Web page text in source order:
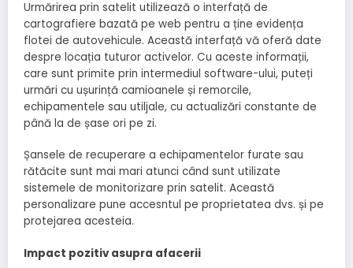
Urmărirea prin satelit utilizează o interfață de
cartografiere bazată pe web pentru a ține evidența
flotei de autovehicule. Această interfață vă oferă date
despre locația tuturor activelor. Cu aceste informații,
care sunt primite prin intermediul software-ului, puteți
urmări cu ușurință camioanele și remorcile,
echipamentele sau utiljale, cu actualizări constante de
până la de șase ori pe zi.
Șansele de recuperare a echipamentelor furate sau
rătăcite sunt mai mari atunci când sunt utilizate
sistemele de monitorizare prin satelit. Această
personalizare pune accesntul pe proprietatea dvs. și pe
protejarea acesteia.
Impact pozitiv asupra afacerii